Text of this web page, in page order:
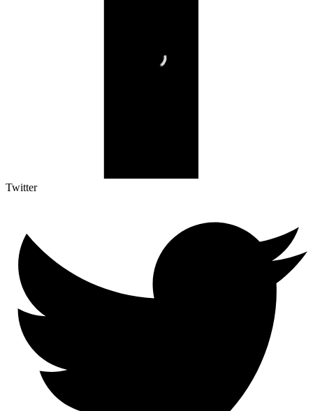
Twitter